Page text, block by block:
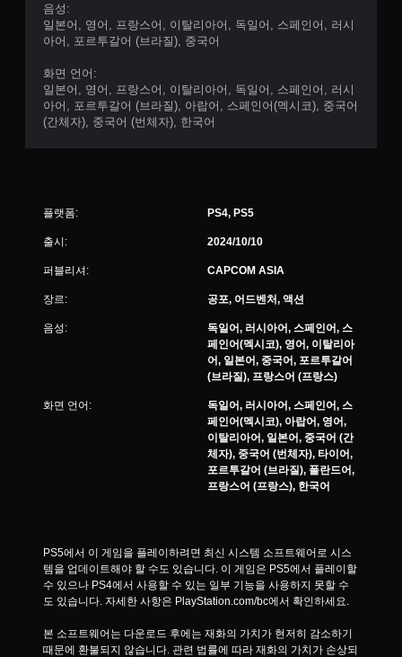
음성:
일본어, 영어, 프랑스어, 이탈리아어, 독일어, 스페인어, 러시
아어, 포르투갈어 (브라질), 중국어
화면 언어:
일본어, 영어, 프랑스어, 이탈리아어, 독일어, 스페인어, 러시
아어, 포르투갈어 (브라질), 아랍어, 스페인어(멕시코), 중국어
(간체자), 중국어 (번체자), 한국어
플랫폼: PS4, PS5
출시: 2024/10/10
퍼블리셔: CAPCOM ASIA
장르: 공포, 어드벤처, 액션
음성:
독일어, 러시아어, 스페인어, 스
페인어(멕시코), 영어, 이탈리아
어, 일본어, 중국어, 포르투갈어
(브라질), 프랑스어 (프랑스)
화면 언어:
독일어, 러시아어, 스페인어, 스
페인어(멕시코), 아랍어, 영어,
이탈리아어, 일본어, 중국어 (간
체자), 중국어 (번체자), 타이어,
포르투갈어 (브라질), 폴란드어,
프랑스어 (프랑스), 한국어
PS5에서 이 게임을 플레이하려면 최신 시스템 소프트웨어로 시스
템을 업데이트해야 할 수도 있습니다. 이 게임은 PS5에서 플레이할
수 있으나 PS4에서 사용할 수 있는 일부 기능을 사용하지 못할 수
도 있습니다. 자세한 사항은 PlayStation.com/bc에서 확인하세요.
본 소프트웨어는 다운로드 후에는 재화의 가치가 현저히 감소하기
때문에 환불되지 않습니다. 관련 법률에 따라 재화의 가치가 손상되